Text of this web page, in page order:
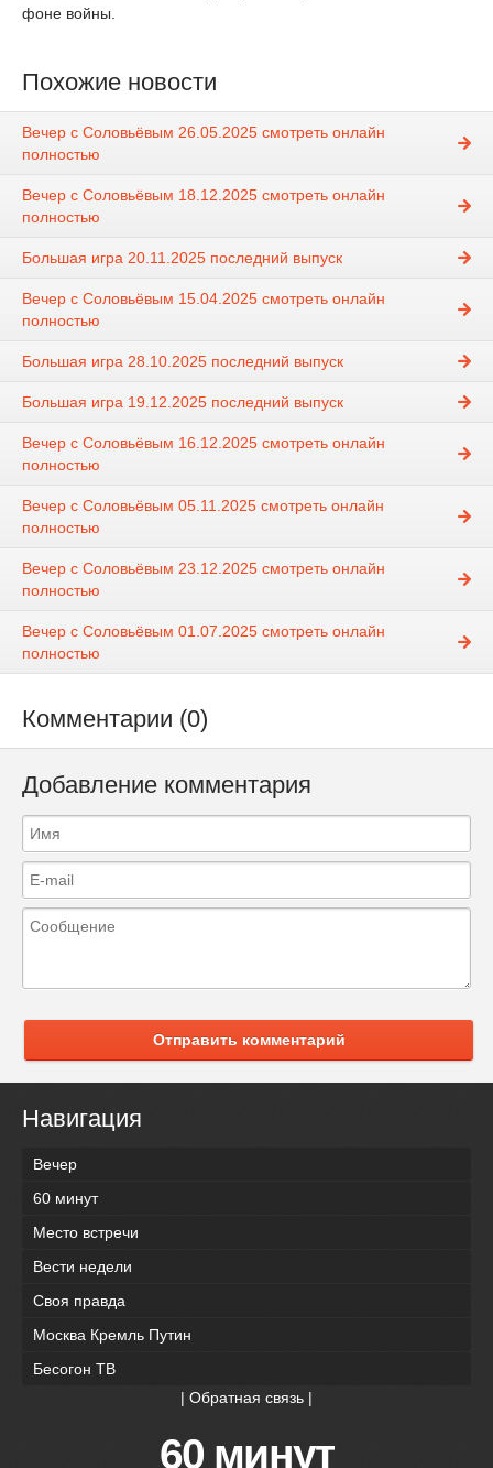
фоне войны.
Похожие новости
Вечер с Соловьёвым 26.05.2025 смотреть онлайн
полностью
Вечер с Соловьёвым 18.12.2025 смотреть онлайн
полностью
Большая игра 20.11.2025 последний выпуск
Вечер с Соловьёвым 15.04.2025 смотреть онлайн
полностью
Большая игра 28.10.2025 последний выпуск
Большая игра 19.12.2025 последний выпуск
Вечер с Соловьёвым 16.12.2025 смотреть онлайн
полностью
Вечер с Соловьёвым 05.11.2025 смотреть онлайн
полностью
Вечер с Соловьёвым 23.12.2025 смотреть онлайн
полностью
Вечер с Соловьёвым 01.07.2025 смотреть онлайн
полностью
Комментарии (0)
Добавление комментария
Отправить комментарий
Навигация
Вечер
60 минут
Место встречи
Вести недели
Своя правда
Москва Кремль Путин
Бесогон ТВ
| Обратная связь |
60 минут